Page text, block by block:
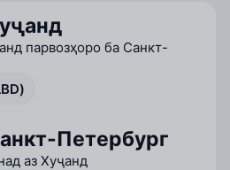
парвозҳоро ба Санкт-
Петербург
аз Хуҷанд